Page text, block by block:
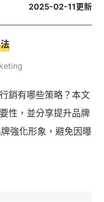
2025-02-11更新
銷有哪些策略？本文
性，並分享提升品牌
強化形象，避免因曝